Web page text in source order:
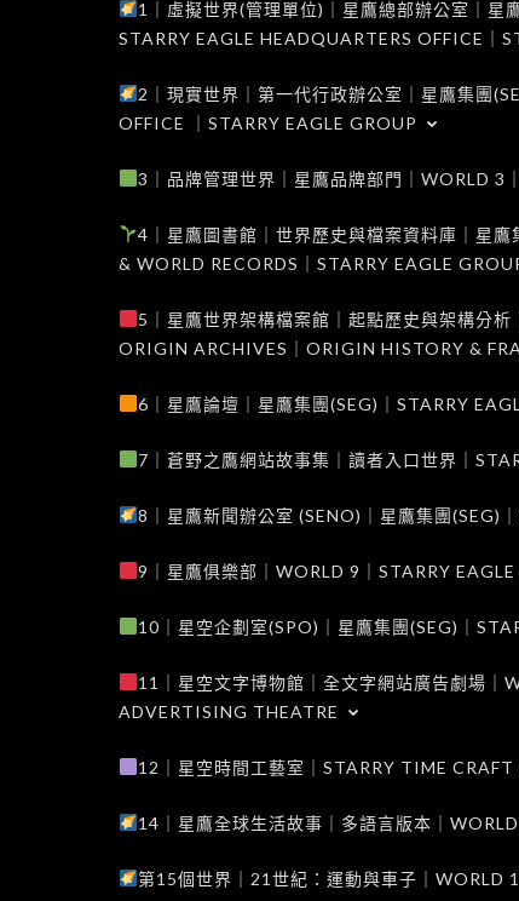
1｜虛擬世界(管理單位)｜星鷹總部辦公室｜星
STARRY EAGLE HEADQUARTERS OFFICE｜
2｜現實世界｜第一代行政辦公室｜星鷹集團
OFFICE ｜STARRY EAGLE GROUP
3｜品牌管理世界｜星鷹品牌部門｜WORLD 3
4｜星鷹圖書館｜世界歷史與檔案資料庫｜星
& WORLD RECORDS｜STARRY EAGLE
5｜星鷹世界架構檔案館｜起點歷史與架構分
ORIGIN ARCHIVES｜ORIGIN HISTORY &
6｜星鷹論壇｜星鷹集團(SEG)｜STARRY
7｜蒼野之鷹網站故事集｜讀者入口世界｜
8｜星鷹新聞辦公室 (SENO)｜星鷹集團(SEG)
9｜星鷹俱樂部｜WORLD 9｜STARRY EAGLE
10｜星空企劃室(SPO)｜星鷹集團(SEG)｜
11｜星空文字博物館｜全文字網站廣告劇場｜
ADVERTISING THEATRE
12｜星空時間工藝室｜STARRY TIME CRAFT
14｜星鷹全球生活故事｜多語言版本｜
第15個世界｜21世紀：運動與車子｜WORLD